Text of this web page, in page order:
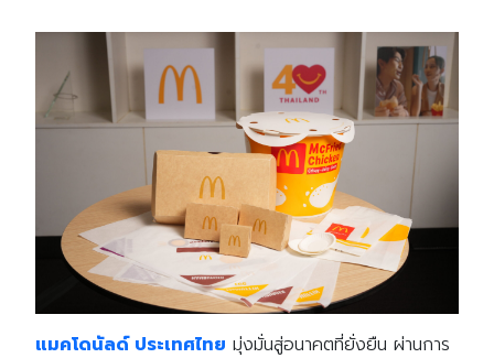
แมคโดนัลด์ ประเทศไทย มุ่งมั่นสู่อนาคตที่ยั่งยืน ผ่านการ